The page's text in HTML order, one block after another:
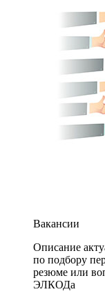
Вакансии
Описание
по подбору
резюме или
ЭЛКОДа